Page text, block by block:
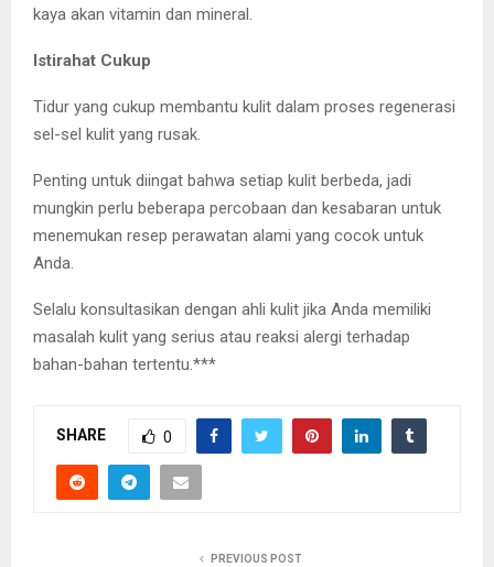
kaya akan vitamin dan mineral.
Istirahat Cukup
Tidur yang cukup membantu kulit dalam proses regenerasi
sel-sel kulit yang rusak.
Penting untuk diingat bahwa setiap kulit berbeda, jadi
mungkin perlu beberapa percobaan dan kesabaran untuk
menemukan resep perawatan alami yang cocok untuk
Anda.
Selalu konsultasikan dengan ahli kulit jika Anda memiliki
masalah kulit yang serius atau reaksi alergi terhadap
bahan-bahan tertentu.***
SHARE 0
PREVIOUS POST